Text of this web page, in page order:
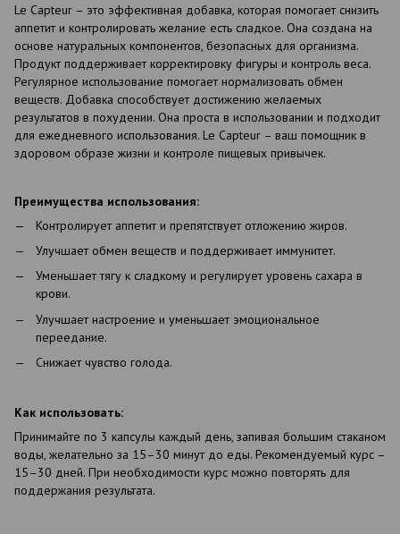
Le Capteur – это эффективная добавка, которая помогает снизить
аппетит и контролировать желание есть сладкое. Она создана на
основе натуральных компонентов, безопасных для организма.
Продукт поддерживает корректировку фигуры и контроль веса.
Регулярное использование помогает нормализовать обмен
веществ. Добавка способствует достижению желаемых
результатов в похудении. Она проста в использовании и подходит
для ежедневного использования. Le Capteur – ваш помощник в
здоровом образе жизни и контроле пищевых привычек.
Преимущества использования:
Контролирует аппетит и препятствует отложению жиров.
Улучшает обмен веществ и поддерживает иммунитет.
Уменьшает тягу к сладкому и регулирует уровень сахара в
крови.
Улучшает настроение и уменьшает эмоциональное
переедание.
Снижает чувство голода.
Как использовать:
Принимайте по 3 капсулы каждый день, запивая большим стаканом
воды, желательно за 15–30 минут до еды. Рекомендуемый курс –
15–30 дней. При необходимости курс можно повторять для
поддержания результата.